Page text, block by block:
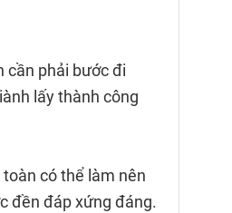
cần phải bước đi
lấy thành công
có thể làm nên
đền đáp xứng đáng.